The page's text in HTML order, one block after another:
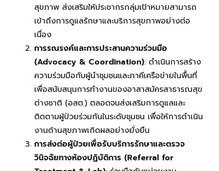
สุขภาพ ส่งเสริมให้ประชากรกลุ่มเป้าหมายสามารถ
เข้าถึงการดูแลรักษาและบริการสุขภาพอย่างต่อ
เนื่อง
การรณรงค์และการประสานความร่วมมือ
(Advocacy & Coordination): ดำเนินการสร้าง
ความร่วมมือกับผู้นำชุมชนและภาคีเครือข่ายในพื้นที่
เพื่อสนับสนุนการทำงานของอาสาสมัครสาธารณสุข
ต่างชาติ (อสต.) ตลอดจนส่งเสริมการดูแลและ
ติดตามผู้ป่วยร่วมกันในระดับชุมชน เพื่อให้การดำเนิน
งานด้านสุขภาพเกิดผลอย่างยั่งยืน
การส่งต่อผู้ป่วยเพื่อรับบริการรักษาและตรวจ
วินิจฉัยทางห้องปฏิบัติการ (Referral for